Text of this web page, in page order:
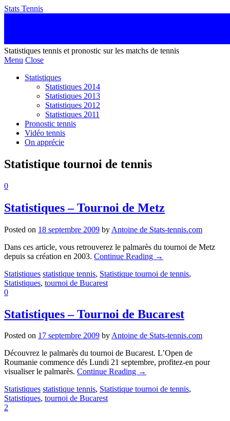
Stats Tennis
Statistiques tennis et pronostic sur les matchs de tennis
Menu Close
Statistiques
Statistiques 2014
Statistiques 2013
Statistiques 2012
Statistiques 2011
Pronostic tennis
Vidéo tennis
On apprécie
Statistique tournoi de tennis
0
Statistiques – Tournoi de Metz
Posted on 18 septembre 2009 by Antoine de Stats-tennis.com
Dans ces article, vous retrouverez le palmarès du tournoi de Metz
depuis sa création en 2003. Continue Reading →
Statistiques statistique tennis, Statistique tournoi de tennis,
Statistiques, tournoi de Bucarest
0
Statistiques – Tournoi de Bucarest
Posted on 17 septembre 2009 byAntoine de Stats-tennis.com
Découvrez le palmarès du tournoi de Bucarest. L’Open de
Roumanie commence dés Lundi 21 septembre, profitez-en pour
visualiser le palmarès. Continue Reading →
Statistiques statistique tennis, Statistique tournoi de tennis,
Statistiques, tournoi de Bucarest
2